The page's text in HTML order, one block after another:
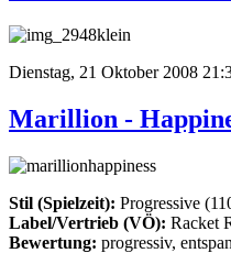
Dienstag, 21 Oktober 2008
Marillion -
Stil (Spielzeit): Progressive
Label/Vertrieb (VÖ): Racket
Bewertung: progressiv,